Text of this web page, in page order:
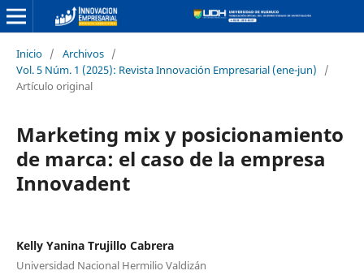
Inicio / Archivos /
Vol. 5 Núm. 1 (2025): Revista Innovación Empresarial (ene-jun)
/
Artículo original
Marketing mix y posicionamiento
de marca: el caso de la empresa
Innovadent
Kelly Yanina Trujillo Cabrera
Universidad Nacional Hermilio Valdizán